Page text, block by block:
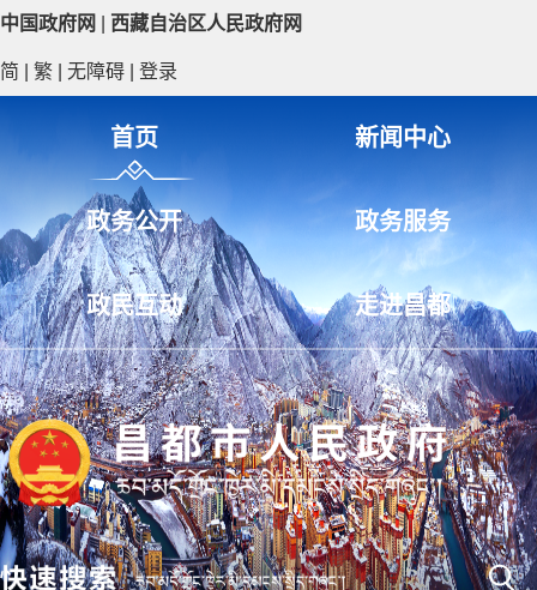
中国政府网 西藏自治区人民政府网
简 繁 无障碍 登录
首页 新闻中心
政务公开 政务服务
政民互动 走进昌都